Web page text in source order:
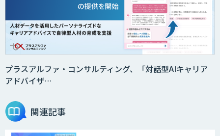
音声・画像・動画データセット販売・収
法人向けAIドライブレコーダー「ナウ
プラスアルファ・コンサルティング、「対話型AIキャリア
アドバイザ…
関連記事